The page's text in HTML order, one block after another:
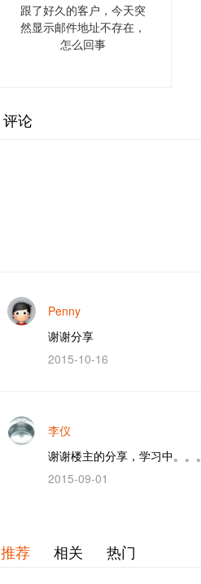
跟了好久的客户，今天突
然显示邮件地址不存在，
怎么回事
评论
Penny
谢谢分享
2015-10-16
李仪
谢谢楼主的分享，学习中。。。
2015-09-01
推荐 相关 热门